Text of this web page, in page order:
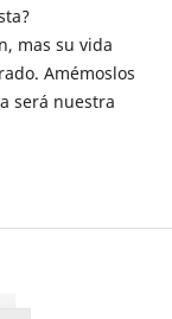
mas su vida
Amémoslos
será nuestra